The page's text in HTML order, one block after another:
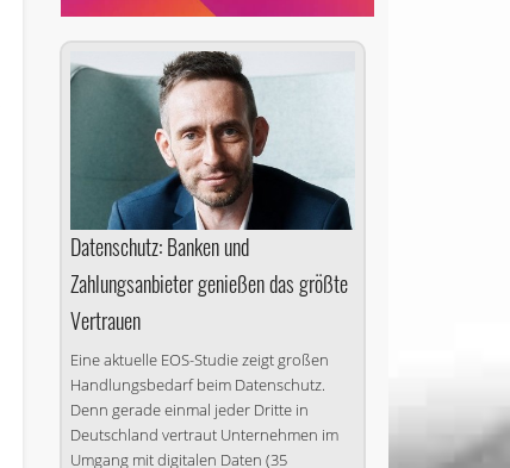
Datenschutz: Banken und
Zahlungsanbieter genießen das größte
Vertrauen
Eine aktuelle EOS-Studie zeigt großen
Handlungsbedarf beim Datenschutz.
Denn gerade einmal jeder Dritte in
Deutschland vertraut Unternehmen im
Umgang mit digitalen Daten (35